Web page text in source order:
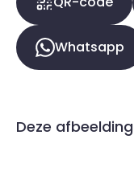
Whatsapp
Deze